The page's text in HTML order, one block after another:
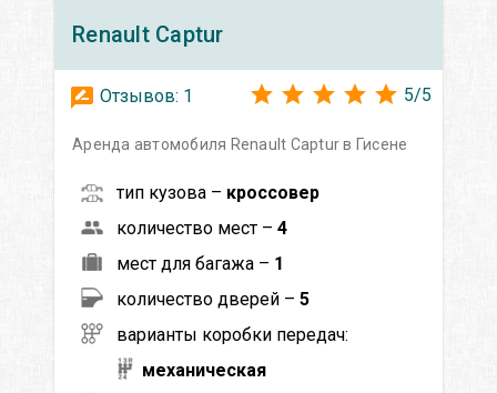
Renault Captur
Отзывов: 1 5/5
Аренда автомобиля Renault Captur в Гисене
тип кузова – кроссовер
количество мест – 4
мест для багажа – 1
количество дверей – 5
варианты коробки передач:
механическая